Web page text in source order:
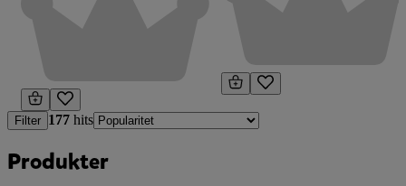
Filter 177 hits
Produkter